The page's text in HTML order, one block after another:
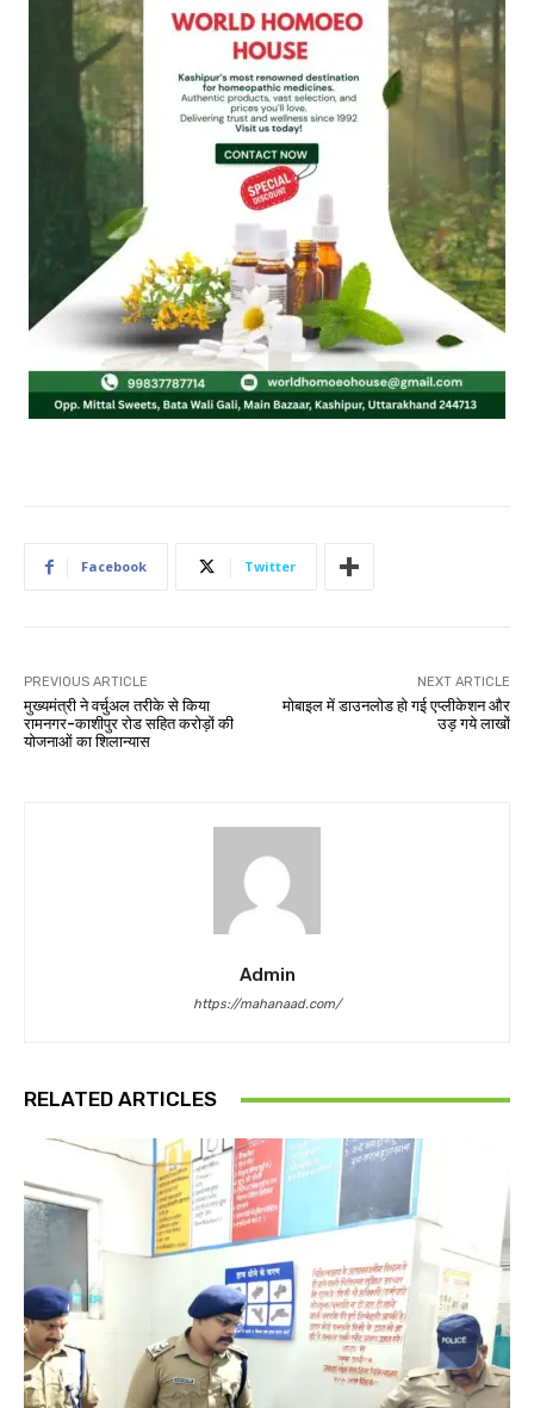
Facebook Twitter
PREVIOUS ARTICLE
मुख्यमंत्री ने वर्चुअल तरीके से किया
रामनगर-काशीपुर रोड सहित करोड़ों की
योजनाओं का शिलान्यास
NEXT ARTICLE
मोबाइल में डाउनलोड हो गई एप्लीकेशन और
उड़ गये लाखों
Admin
https://mahanaad.com/
RELATED ARTICLES